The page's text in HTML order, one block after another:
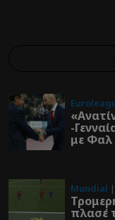
-
με Φαλ
Mundial
πλασέ